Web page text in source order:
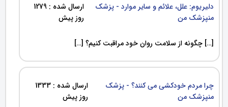
دلیریوم: علل، علائم و سایر موارد - پزشک
منپزشک من
ارسال شده : 1279
روز پیش
[…] چگونه از سلامت روان خود مراقبت کنیم؟ […]
چرا مردم خودکشی می کنند؟ - پزشک
منپزشک من
ارسال شده : 1333
روز پیش